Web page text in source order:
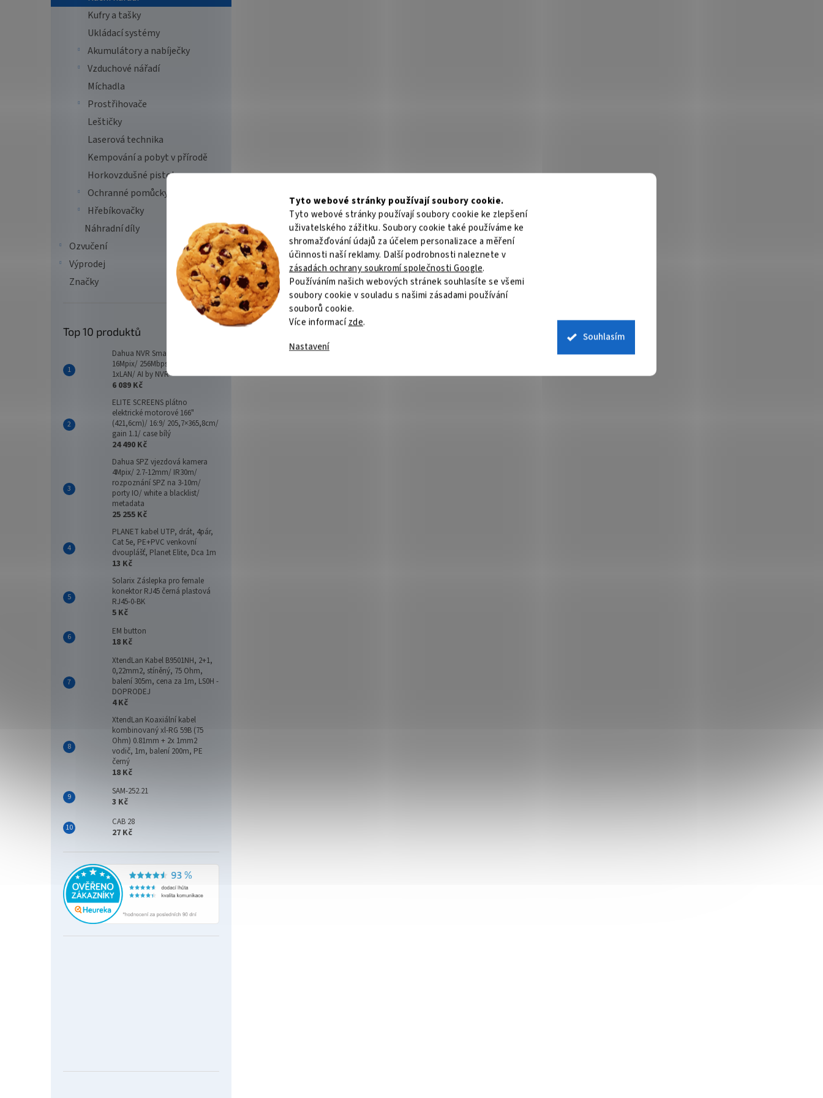
Tyto webové stránky používají soubory cookie.
Tyto webové stránky používají soubory cookie ke zlepšení
uživatelského zážitku. Soubory cookie také používáme ke
shromažďování údajů za účelem personalizace a měření
účinnosti naší reklamy. Další podrobnosti naleznete v
zásadách ochrany soukromí společnosti Google.
Používáním našich webových stránek souhlasíte se všemi
soubory cookie v souladu s našimi zásadami používání
souborů cookie.
Více informacízde.
Nastavení
Souhlasím
Kufry a tašky
Ukládací systémy
Akumulátory a nabíječky
Vzduchové nářadí
Míchadla
Prostřihovače
Leštičky
Laserová technika
Kempování a pobyt v přírodě
Horkovzdušné pistole
Ochranné pomůcky
Hřebíkovačky
Náhradní díly
Ozvučení
Výprodej
Značky
Top 10 produktů
Dahua NVR Smart 16xIP/
16Mpix/ 256Mbps/ 2xHDD/
1xLAN/ AI by NVR
6 089 Kč
ELITE SCREENS plátno
elektrické motorové 166"
(421,6cm)/ 16:9/ 205,7×365,8cm/
gain 1.1/ case bílý
24 490 Kč
Dahua SPZ vjezdová kamera
4Mpix/ 2.7-12mm/ IR30m/
rozpoznání SPZ na 3-10m/
porty IO/ white a blacklist/
metadata
25 255 Kč
PLANET kabel UTP, drát, 4pár,
Cat 5e, PE+PVC venkovní
dvouplášť, Planet Elite, Dca 1m
13 Kč
Solarix Záslepka pro female
konektor RJ45 černá plastová
RJ45-0-BK
5 Kč
EM button
18 Kč
XtendLan Kabel B9501NH, 2+1,
0,22mm2, stíněný, 75 Ohm,
balení 305m, cena za 1m, LS0H -
DOPRODEJ
4 Kč
XtendLan Koaxiální kabel
kombinovaný xl-RG 59B (75
Ohm) 0.81mm + 2x 1mm2
vodič, 1m, balení 200m, PE
černý
18 Kč
SAM-252.21
3 Kč
CAB 28
27 Kč